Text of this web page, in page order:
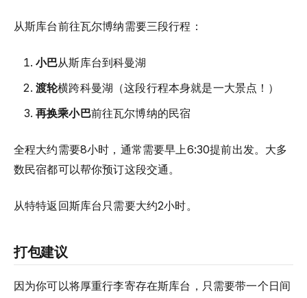
从斯库台前往瓦尔博纳需要三段行程：
小巴从斯库台到科曼湖
渡轮横跨科曼湖（这段行程本身就是一大景点！）
再换乘小巴前往瓦尔博纳的民宿
全程大约需要8小时，通常需要早上6:30提前出发。大多
数民宿都可以帮你预订这段交通。
从特特返回斯库台只需要大约2小时。
打包建议
因为你可以将厚重行李寄存在斯库台，只需要带一个日间